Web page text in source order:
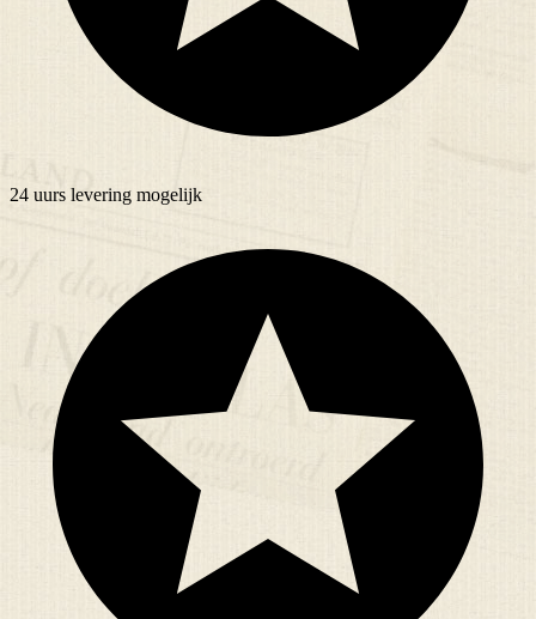
24 uurs levering mogelijk